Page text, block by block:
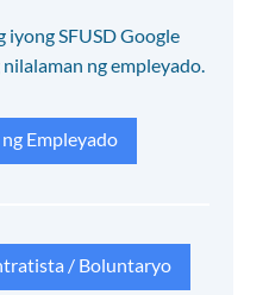
iyong SFUSD Google
ng empleyado.
Empleyado
/ Boluntaryo